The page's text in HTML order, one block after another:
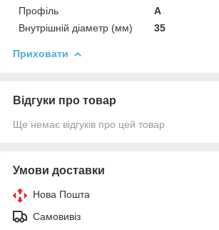
Профіль
А
Внутрішній діаметр (мм)
35
Приховати
Відгуки про товар
Ще немає відгуків про цей товар
Умови доставки
Нова Пошта
Самовивіз